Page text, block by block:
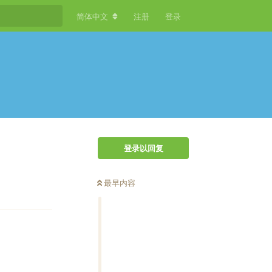
简体中文 注册 登录
登录以回复
最早内容